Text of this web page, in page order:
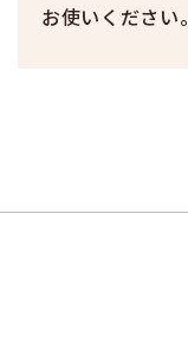
お使いください。